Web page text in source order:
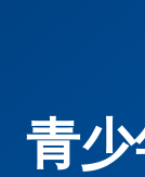
ー
青